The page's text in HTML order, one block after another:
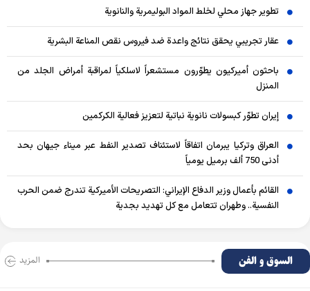
تطوير جهاز محلي لخلط المواد البوليمرية والنانوية
عقار تجريبي يحقق نتائج واعدة ضد فيروس نقص المناعة البشرية
باحثون أميركيون يطوّرون مستشعراً لاسلكياً لمراقبة أمراض الجلد من
المنزل
إيران تطوّر كبسولات نانوية نباتية لتعزيز فعالية الكركمين
العراق وتركيا يبرمان اتفاقاً لاستئناف تصدير النفط عبر ميناء جيهان بحد
أدنى 750 ألف برميل يومياً
القائم بأعمال وزير الدفاع الإيراني: التصريحات الأميركية تندرج ضمن الحرب
النفسية.. وطهران تتعامل مع كل تهديد بجدية
السوق و الفن المزید